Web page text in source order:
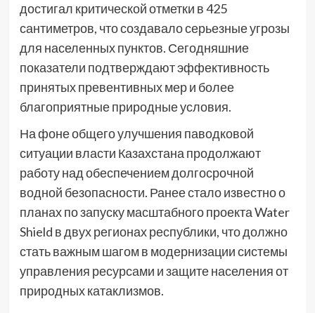
достигал критической отметки в 425
сантиметров, что создавало серьезные угрозы
для населенных пунктов. Сегодняшние
показатели подтверждают эффективность
принятых превентивных мер и более
благоприятные природные условия.
На фоне общего улучшения паводковой
ситуации власти Казахстана продолжают
работу над обеспечением долгосрочной
водной безопасности. Ранее стало известно о
планах по запуску масштабного проекта Water
Shield в двух регионах республики, что должно
стать важным шагом в модернизации системы
управления ресурсами и защите населения от
природных катаклизмов.